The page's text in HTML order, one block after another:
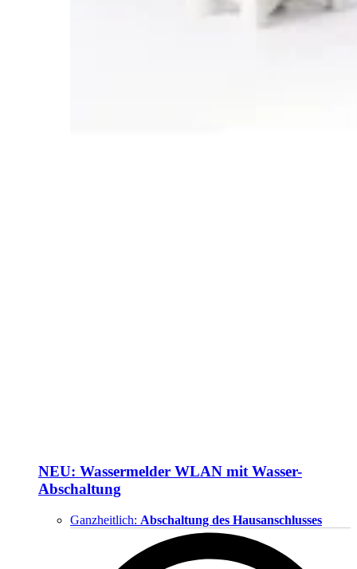
NEU: Wassermelder WLAN mit Wasser-
Abschaltung
Ganzheitlich: Abschaltung des Hausanschlusses